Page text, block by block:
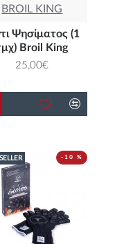
BROIL KING
Ψησίματος (1
Broil King
25,00€
-10 %